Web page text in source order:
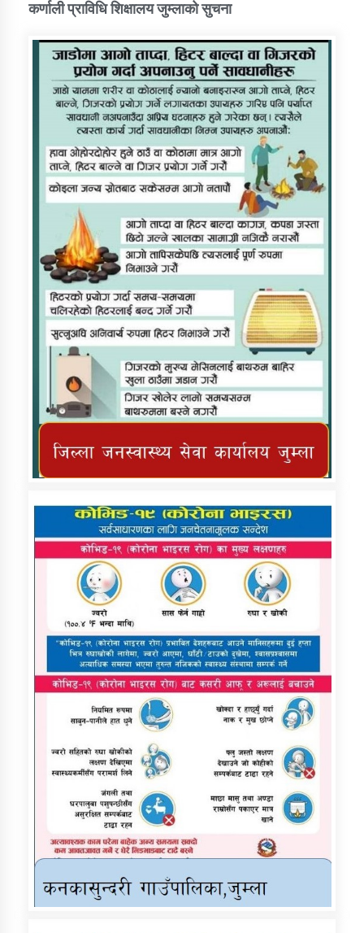
कर्णाली प्राविधि शिक्षालय जुम्लाको सुचना